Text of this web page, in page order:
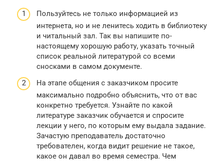
Пользуйтесь не только информацией из
интернета, но и не ленитесь ходить в библиотеку
и читальный зал. Так вы напишите по-
настоящему хорошую работу, указать точный
список реальной литературой со всеми
сносками в самом документе.
На этапе общения с заказчиком просите
максимально подробно объяснить, что от вас
конкретно требуется. Узнайте по какой
литературе заказчик обучается и спросите
лекции у него, по которым ему выдала задание.
Зачастую преподаватель достаточно
требователен, когда видит решение не такое,
какое он давал во время семестра. Чем